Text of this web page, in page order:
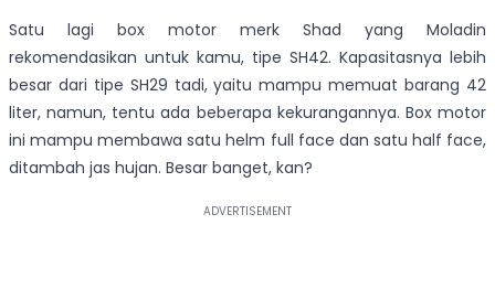
Satu lagi box motor merk Shad yang Moladin
rekomendasikan untuk kamu, tipe SH42. Kapasitasnya lebih
besar dari tipe SH29 tadi, yaitu mampu memuat barang 42
liter, namun, tentu ada beberapa kekurangannya. Box motor
ini mampu membawa satu helm full face dan satu half face,
ditambah jas hujan. Besar banget, kan?